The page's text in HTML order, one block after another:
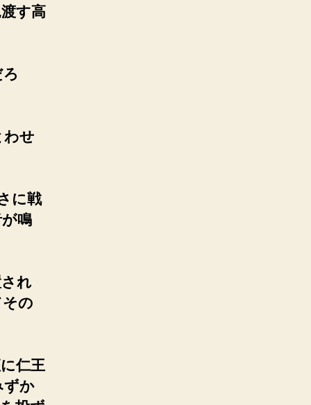
す高
せ
に戦
鳴
れ
の
仁王
ずか